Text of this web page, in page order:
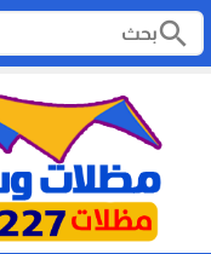
search